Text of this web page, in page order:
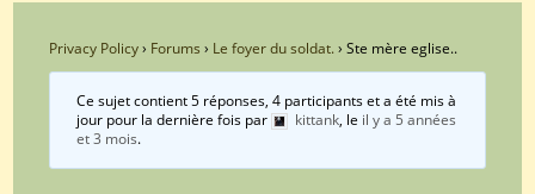
Privacy Policy› Forums › Le foyer du soldat.› Ste mère eglise..
Ce sujet contient 5 réponses, 4 participants et a été mis à
jour pour la dernière fois par
kittank, le il y a 5 années
et 3 mois.